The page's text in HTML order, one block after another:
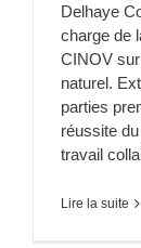
Delhaye
charge de
CINOV
naturel.
parties
réussite
travail
Lire la suite